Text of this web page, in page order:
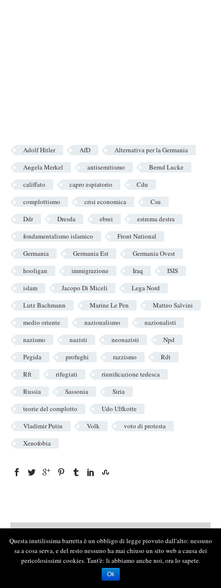
Adolf Hitler AfD
Alternativa per la Germania
Angela Merkel
antisemitismo
Bernd Lucke
califfato
capro espiatorio
Cdu
complottismo
crisi economica
Csu
Ddr
Dresda ebrei
estrema destra
fondamentalismo islamico
Front National
Germania
Germania Est
Germania Ovest
hooligan
immigrazione Iraq
ISIS
islam
Jacopo Di Miceli
Lega Nord
Lutz Bachmann
Marine Le Pen
Matteo Salvini
medio oriente
nazionalismo
nazionalisti
nazismo
nazisti neonazisti
Npd
Pegida
profughi razzismo
Rdt
Rft
rifugiati
riunificazione tedesca
Russia
Sassonia
Siria
teorie del complotto
Udo Ulfkotte
Vladimir Putin
Volk
voto di protesta
Xenofobia
Questa inutilissima barretta è un obbligo di legge piovuto dall'alto: nessuno
sa a cosa serva, e del resto nessuno ha mai chiuso un sito web a causa dei
pericolosissimi cookies. Tant'è: li abbiamo anche noi, ora lo sapete.
Ok